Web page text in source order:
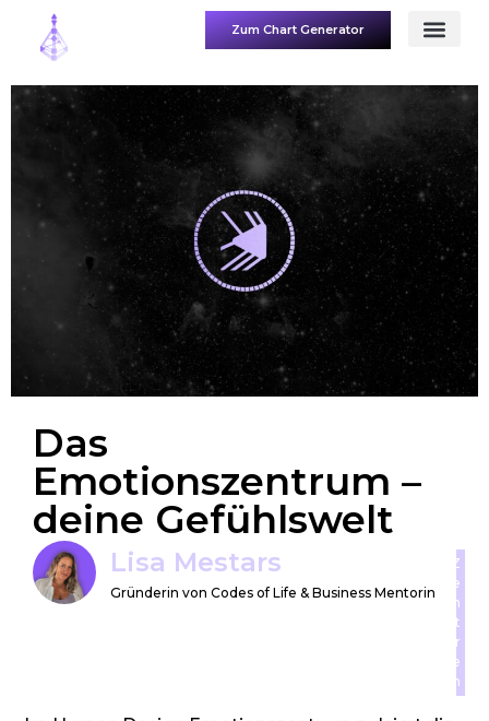
Zum Chart Generator
Das
Emotionszentrum –
deine Gefühlswelt
Lisa Mestars
Gründerin von Codes of Life & Business Mentorin
Z
e
n
t
r
e
n